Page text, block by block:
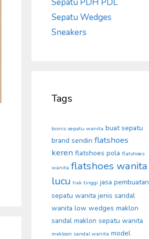
Sepatu PDH PDL
Sepatu Wedges
Sneakers
Tags
bisnis sepatu wanita buat sepatu
brand sendiri flatshoes
keren flatshoes pola flatshoes
wanita flatshoes wanita
lucu hak tinggi jasa pembuatan
sepatu wanita jenis sandal
wanita low wedges maklon
sandal maklon sepatu wanita
makloon sandal wanita model